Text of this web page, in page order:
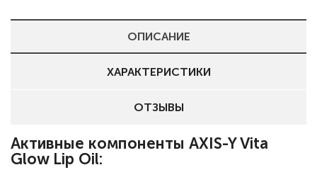
ОПИСАНИЕ
ХАРАКТЕРИСТИКИ
ОТЗЫВЫ
Активные компоненты AXIS-Y Vita
Glow Lip Oil: